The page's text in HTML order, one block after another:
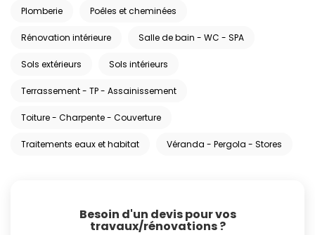
Plomberie Poêles et cheminées
Rénovation intérieure Salle de bain - WC - SPA
Sols extérieurs Sols intérieurs
Terrassement - TP - Assainissement
Toiture - Charpente - Couverture
Traitements eaux et habitat Véranda - Pergola - Stores
Besoin d'un devis pour vos
travaux/rénovations ?